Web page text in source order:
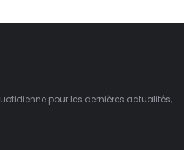
pour les dernières actualités,